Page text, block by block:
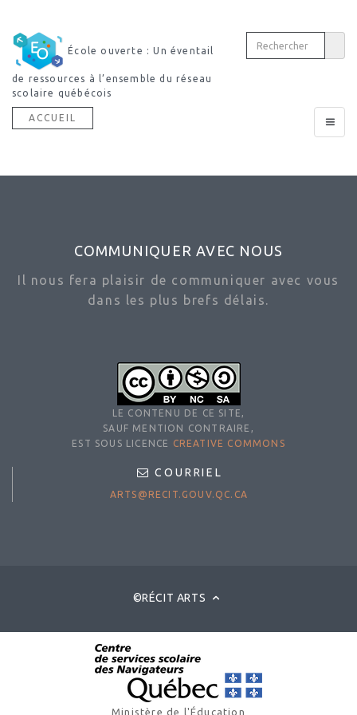
École ouverte : Un éventail
de ressources à l’ensemble du réseau
scolaire québécois
Toggle
ACCUEIL
COMMUNIQUER AVEC NOUS
Il nous fera plaisir de communiquer avec vous
dans les plus brefs délais.
LE CONTENU DE CE SITE,
SAUF MENTION CONTRAIRE,
EST SOUS LICENCE
CREATIVE COMMONS
COURRIEL
ARTS@RECIT.GOUV.QC.CA
©RÉCIT ARTS
Ministère de l'Éducation